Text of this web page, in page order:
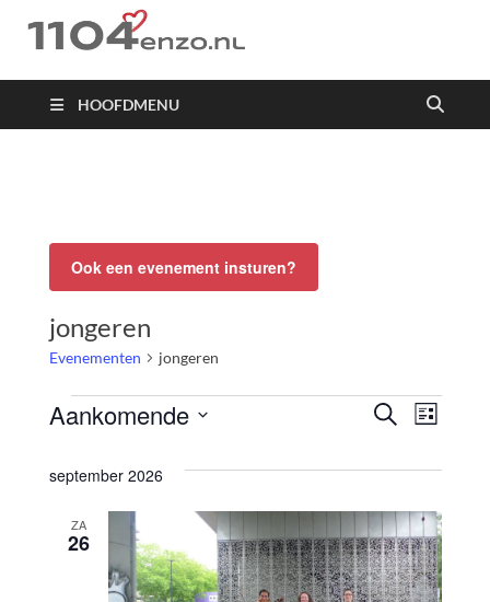
1104 en zo
HOOFDMENU
Ook een evenement insturen?
jongeren
Evenementen jongeren
navigatie
ZOEKEN
LIJST
Aankomende
een
september 2026
ZA
26